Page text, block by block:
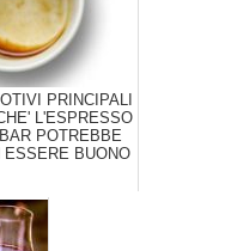
PRINCIPALI
L'ESPRESSO
POTREBBE
ESSERE BUONO